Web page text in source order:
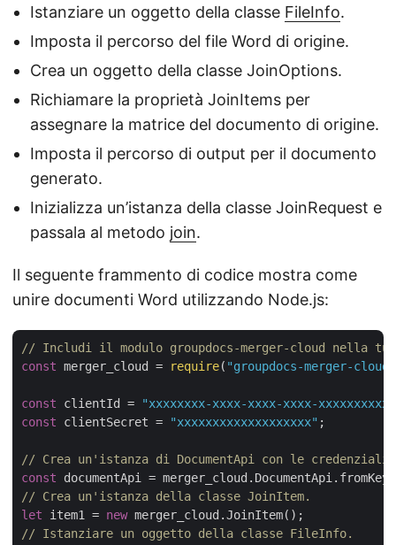
Istanziare un oggetto della classe FileInfo.
Imposta il percorso del file Word di origine.
Crea un oggetto della classe JoinOptions.
Richiamare la proprietà JoinItems per
assegnare la matrice del documento di origine.
Imposta il percorso di output per il documento
generato.
Inizializza un’istanza della classe JoinRequest e
passala al metodo join.
Il seguente frammento di codice mostra come
unire documenti Word utilizzando Node.js:
// Includi il modulo groupdocs-merger-cloud nella
const merger_cloud = require( "groupdocs-merger-cloud"
const clientId =
"xxxxxxxx-xxxx-xxxx-xxxx-
const clientSecret = "xxxxxxxxxxxxxxxxxxx" ;
// Crea un'istanza di DocumentApi con le credenziali
const
// Crea un'istanza della classe JoinItem.
let item1 = new
// Istanziare un oggetto della classe FileInfo.